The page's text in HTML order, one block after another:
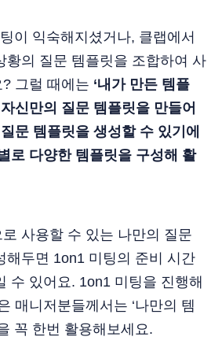
이 익숙해지셨거나, 클랩에서
황의 질문 템플릿을 조합하여 사
그럴 때에는 ‘내가 만든 템플
신만의 질문 템플릿을 만들어
문 템플릿을 생성할 수 있기에
로 다양한 템플릿을 구성해 활
사용할 수 있는 나만의 질문
해두면 1on1 미팅의 준비 시간
수 있어요. 1on1 미팅을 진행해
매니저분들께서는 ‘나만의 템
꼭 한번 활용해보세요.